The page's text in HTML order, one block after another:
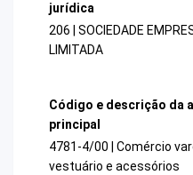
jurídica
206 | SOCIEDADE
LIMITADA
Código e descrição da
principal
4781-4/00 | Comércio
vestuário e acessórios